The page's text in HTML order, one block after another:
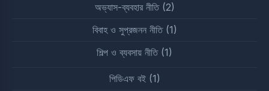
অভ্যাস-ব্যবহার নীতি(2)
বিবাহ ও সুপ্রজনন নীতি(1)
শিল্প ও ব্যবসায় নীতি(1)
পিডিএফ বই(1)